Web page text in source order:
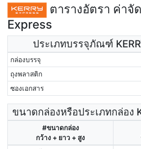
ตารางอัตรา ค่าจั
Express
ประเภทบรรจุภัณฑ์
กล่องบรรจุ
ถุงพลาสติก
ซองเอกสาร
ขนาดกล่องหรือประเภทกล่อง
#ขนาดกล่อง
กว้าง + ยาว + สูง